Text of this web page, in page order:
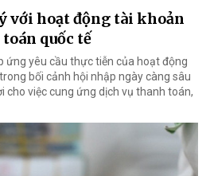
với hoạt động tài khoản
quốc tế
ứng yêu cầu thực tiễn của hoạt động
bối cảnh hội nhập ngày càng sâu
cho việc cung ứng dịch vụ thanh toán,